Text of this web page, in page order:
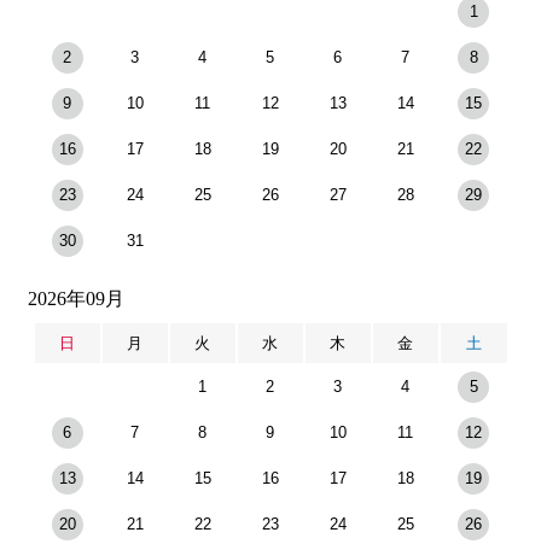
1
2 3 4 5 6 7 8
9 10 11 12 13 14 15
16 17 18 19 20 21 22
23 24 25 26 27 28 29
30 31
2026年09月
日 月 火 水 木 金 土
1 2 3 4 5
6 7 8 9 10 11 12
13 14 15 16 17 18 19
20 21 22 23 24 25 26